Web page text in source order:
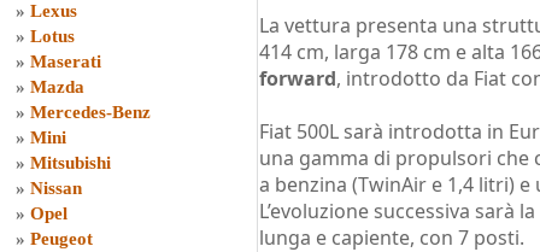
» Lexus
» Lotus
» Maserati
» Mazda
» Mercedes-Benz
» Mini
» Mitsubishi
» Nissan
» Opel
» Peugeot
La vettura presenta una
414 cm, larga 178 cm e alta
forward, introdotto da Fiat
Fiat 500L sarà introdotta in
una gamma di propulsori
a benzina (TwinAir e 1,4 litri)
L’evoluzione successiva sarà
lunga e capiente, con 7 posti.